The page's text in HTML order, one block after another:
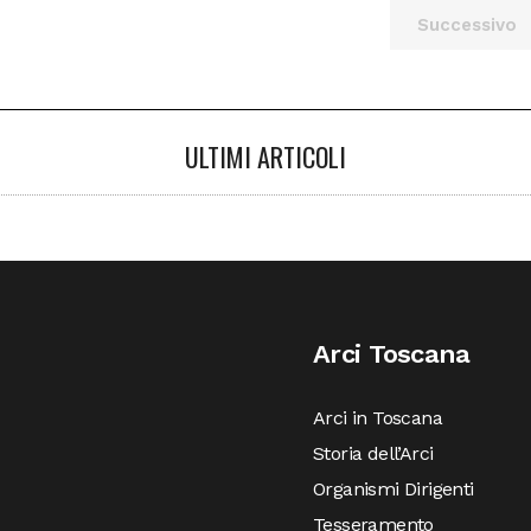
Successivo
ULTIMI ARTICOLI
Arci Toscana
Arci in Toscana
Storia dell’Arci
Organismi Dirigenti
Tesseramento